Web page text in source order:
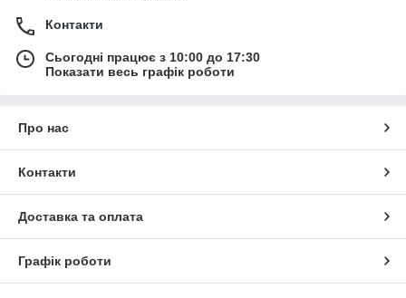
Контакти
Сьогодні працює з 10:00 до 17:30
Показати весь графік роботи
Про нас
Контакти
Доставка та оплата
Графік роботи